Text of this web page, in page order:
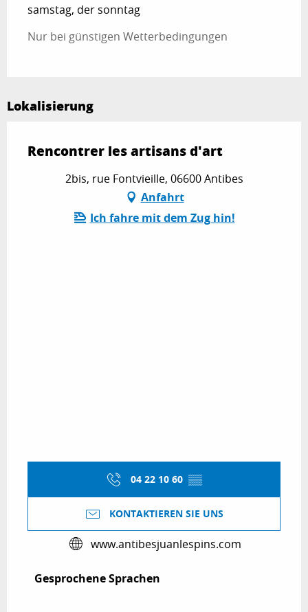
samstag, der sonntag
Nur bei günstigen Wetterbedingungen
Lokalisierung
Rencontrer les artisans d'art
2bis, rue Fontvieille, 06600 Antibes
Anfahrt
Ich fahre mit dem Zug hin!
04 22 10 60 ▒▒
KONTAKTIEREN SIE UNS
www.antibesjuanlespins.com
Gesprochene Sprachen
Gesprochene Sprachen